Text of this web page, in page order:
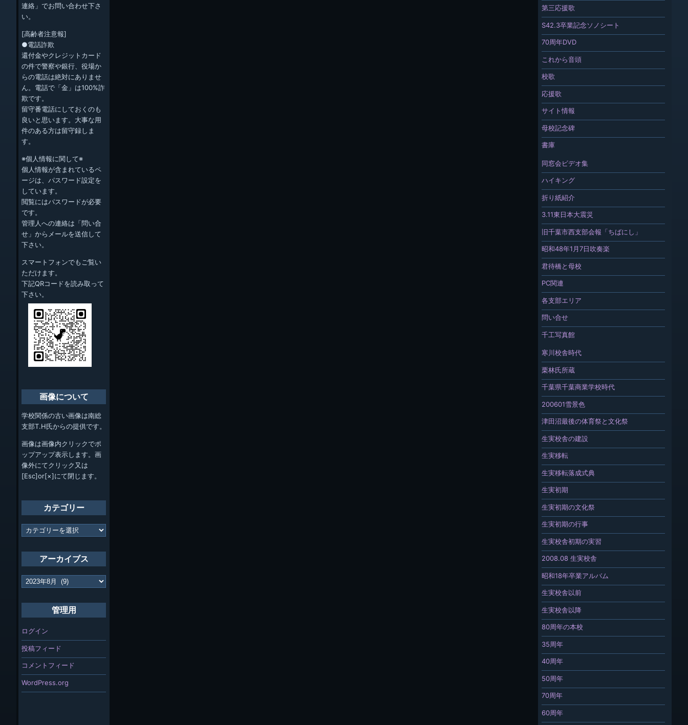
第三応援歌
S42.3卒業記念ソノシート
70周年DVD
これから音頭
校歌
応援歌
サイト情報
母校記念碑
書庫
同窓会ビデオ集
ハイキング
折り紙紹介
3.11東日本大震災
旧千葉市西支部会報「ちばにし」
昭和48年1月7日吹奏楽
君待橋と母校
PC関連
各支部エリア
問い合せ
千工写真館
寒川校舎時代
栗林氏所蔵
千葉県千葉商業学校時代
200601雪景色
津田沼最後の体育祭と文化祭
生実校舎の建設
生実移転
生実移転落成式典
生実初期
生実初期の文化祭
生実初期の行事
生実校舎初期の実習
2008.08 生実校舎
昭和18年卒業アルバム
生実校舎以前
生実校舎以降
80周年の本校
35周年
40周年
50周年
70周年
60周年
連絡」でお問い合わせ下さ
い。
[高齢者注意報]
●電話詐欺
還付金やクレジットカード
の件で警察や銀行、役場か
らの電話は絶対にありませ
ん。電話で「金」は100%詐
欺です。
留守番電話にしておくのも
良いと思います。大事な用
件のある方は留守録しま
す。
※個人情報に関して※
個人情報が含まれているペ
ージは、パスワード設定を
しています。
閲覧にはパスワードが必要
です。
管理人への連絡は「問い合
せ」からメールを送信して
下さい。
スマートフォンでもご覧い
ただけます。
下記QRコードを読み取って
下さい。
画像について
学校関係の古い画像は南総
支部T.H氏からの提供です。
画像は画像内クリックでポ
ップアップ表示します。画
像外にてクリック又は
[Esc]or[×]にて閉じます。
カテゴリー
カ
テ
アーカイブス
ア
ー
管理用
ログイン
投稿フィード
コメントフィード
WordPress.org